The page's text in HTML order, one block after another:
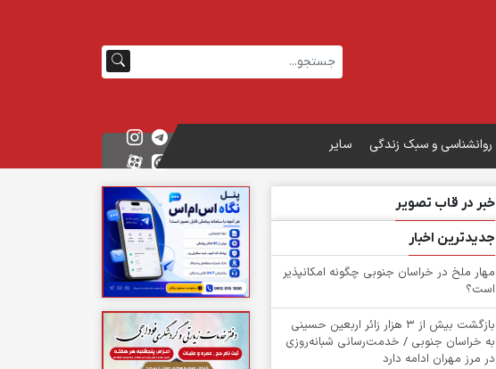
روانشناسی و سبک زندگی سایر
خبر در قاب تصویر
جدیدترین اخبار
‌مهار ملخ در خراسان جنوبی چگونه امکانپذیر
است؟
بازگشت بیش از ۳ هزار زائر اربعین حسینی
به خراسان جنوبی / خدمت‌رسانی شبانه‌روزی
در مرز مهران ادامه دارد